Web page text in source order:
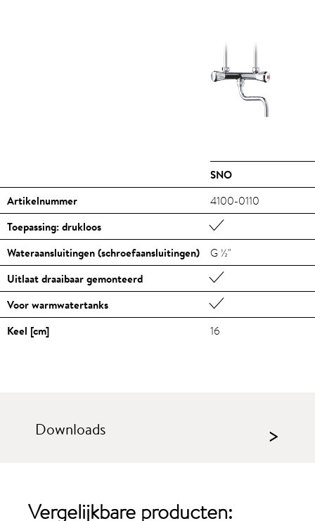
SNO
Artikelnummer
Toepassing: drukloos
Wateraansluitingen (schroefaansluitingen)
Uitlaat draaibaar gemonteerd
Voor warmwatertanks
Keel [cm]
4100-0110
G ½"
16
Downloads >
Vergelijkbare producten: